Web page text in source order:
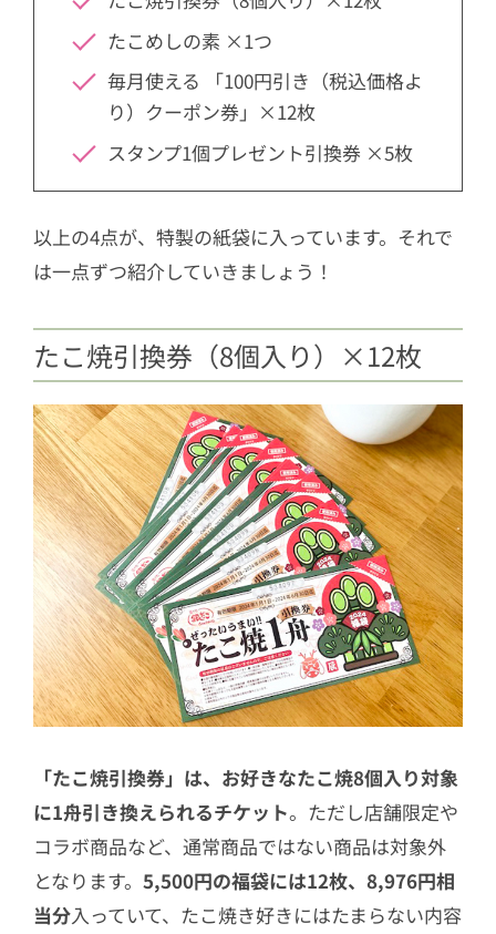
たこめしの素 ×1つ
毎月使える 「100円引き（税込価格よ
り）クーポン券」×12枚
スタンプ1個プレゼント引換券 ×5枚
以上の4点が、特製の紙袋に入っています。それで
は一点ずつ紹介していきましょう！
たこ焼引換券（8個入り）×12枚
「たこ焼引換券」は、お好きなたこ焼8個入り対象
に1舟引き換えられるチケット。ただし店舗限定や
コラボ商品など、通常商品ではない商品は対象外
となります。 5,500円の福袋には12枚、8,976円相
当分入っていて、たこ焼き好きにはたまらない内容